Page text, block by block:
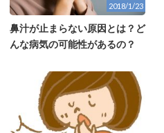
2018/1/23
鼻汁が止まらない原因とは？ど
んな病気の可能性があるの？